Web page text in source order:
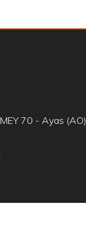
70 - Ayas (AO)